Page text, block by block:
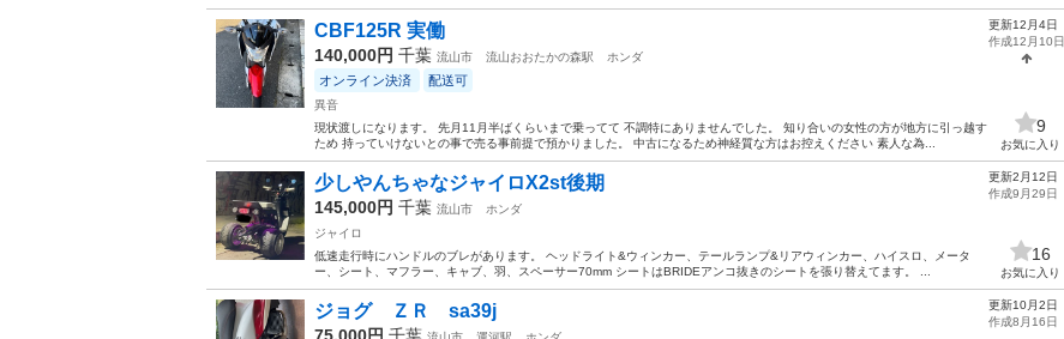
CBF125R 実働
140,000円 千葉 流山市 流山おおたかの森駅 ホンダ
オンライン決済 配送可
異音
現状渡しになります。 先月11月半ばくらいまで乗ってて 不調特にありませんでした。 知り合いの女性の方が地方に引っ越す
ため 持っていけないとの事で売る事前提で預かりました。 中古になるため神経質な方はお控えください 素人な為...
更新12月4日
作成12月10日
9
お気に入り
少しやんちゃなジャイロX2st後期
145,000円 千葉 流山市
ホンダ
ジャイロ
低速走行時にハンドルのブレがあります。 ヘッドライト&ウィンカー、テールランプ&リアウィンカー、ハイスロ、メータ
ー、シート、マフラー、キャブ、羽、スペーサー70mm シートはBRIDEアンコ抜きのシートを張り替えてます。 ...
更新2月12日
作成9月29日
16
お気に入り
ジョグ ＺＲ sa39j
75,000円 千葉
更新10月2日
作成8月16日